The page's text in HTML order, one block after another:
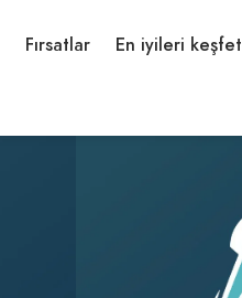
Fırsatlar En iyileri keşfet